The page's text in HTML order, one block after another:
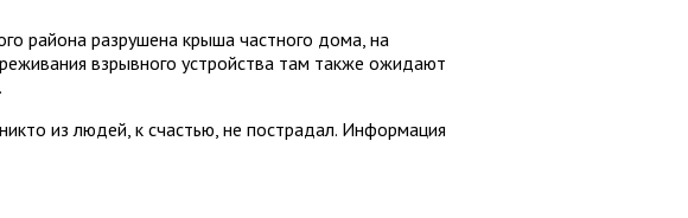
района разрушена крыша частного дома, на
взрывного устройства там также ожидают
из людей, к счастью, не пострадал. Информация